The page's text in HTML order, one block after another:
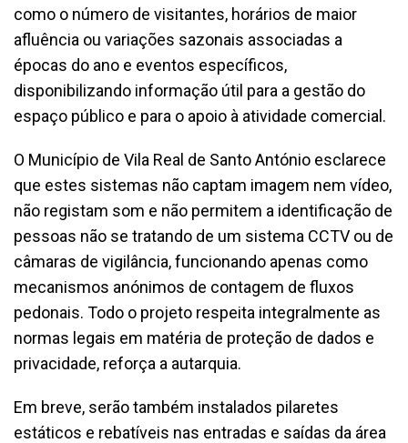
como o número de visitantes, horários de maior
afluência ou variações sazonais associadas a
épocas do ano e eventos específicos,
disponibilizando informação útil para a gestão do
espaço público e para o apoio à atividade comercial.
O Município de Vila Real de Santo António esclarece
que estes sistemas não captam imagem nem vídeo,
não registam som e não permitem a identificação de
pessoas não se tratando de um sistema CCTV ou de
câmaras de vigilância, funcionando apenas como
mecanismos anónimos de contagem de fluxos
pedonais. Todo o projeto respeita integralmente as
normas legais em matéria de proteção de dados e
privacidade, reforça a autarquia.
Em breve, serão também instalados pilaretes
estáticos e rebatíveis nas entradas e saídas da área